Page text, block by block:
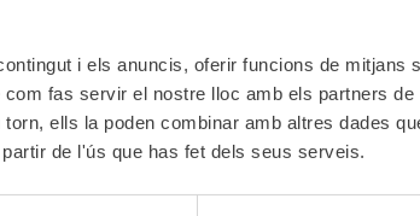
i els anuncis, oferir funcions de mitjans
fas servir el nostre lloc amb els partners
ells la poden combinar amb altres dades
de l'ús que has fet dels seus serveis.
de la targeta de transport
.
de manera que evitis cues i garanteixis